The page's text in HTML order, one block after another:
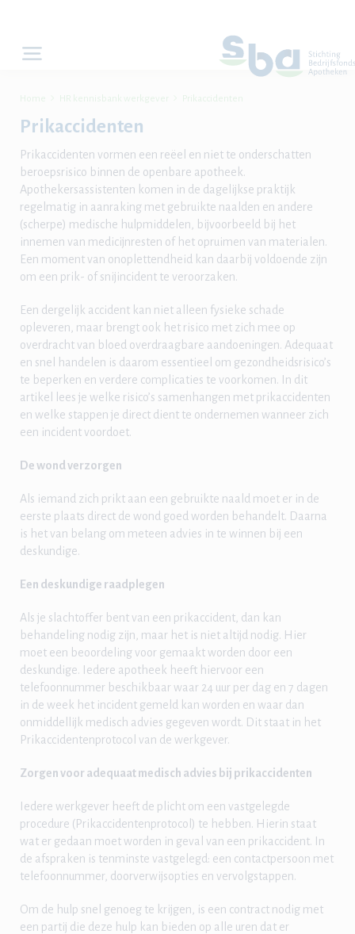
Home HR kennisbank werkgever Prikaccidenten
Prikaccidenten
Prikaccidenten vormen een reëel en niet te onderschatten
beroepsrisico binnen de openbare apotheek.
Apothekersassistenten komen in de dagelijkse praktijk
regelmatig in aanraking met gebruikte naalden en andere
(scherpe) medische hulpmiddelen, bijvoorbeeld bij het
innemen van medicijnresten of het opruimen van materialen.
Een moment van onoplettendheid kan daarbij voldoende zijn
om een prik- of snijincident te veroorzaken.
Een dergelijk accident kan niet alleen fysieke schade
opleveren, maar brengt ook het risico met zich mee op
overdracht van bloed overdraagbare aandoeningen. Adequaat
en snel handelen is daarom essentieel om gezondheidsrisico’s
te beperken en verdere complicaties te voorkomen. In dit
artikel lees je welke risico’s samenhangen met prikaccidenten
en welke stappen je direct dient te ondernemen wanneer zich
een incident voordoet.
De wond verzorgen
Als iemand zich prikt aan een gebruikte naald moet er in de
eerste plaats direct de wond goed worden behandelt. Daarna
is het van belang om meteen advies in te winnen bij een
deskundige.
Een deskundige raadplegen
Als je slachtoffer bent van een prikaccident, dan kan
behandeling nodig zijn, maar het is niet altijd nodig. Hier
moet een beoordeling voor gemaakt worden door een
deskundige. Iedere apotheek heeft hiervoor een
telefoonnummer beschikbaar waar 24 uur per dag en 7 dagen
in de week het incident gemeld kan worden en waar dan
onmiddellijk medisch advies gegeven wordt. Dit staat in het
Prikaccidentenprotocol van de werkgever.
Zorgen voor adequaat medisch advies bij prikaccidenten
Iedere werkgever heeft de plicht om een vastgelegde
procedure (Prikaccidentenprotocol) te hebben. Hierin staat
wat er gedaan moet worden in geval van een prikaccident. In
de afspraken is tenminste vastgelegd: een contactpersoon met
telefoonnummer, doorverwijsopties en vervolgstappen.
Om de hulp snel genoeg te krijgen, is een contract nodig met
een partij die deze hulp kan bieden op alle uren dat er